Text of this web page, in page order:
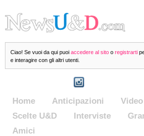
Ciao! Se vuoi da qui puoi accedere al sito o registrarti
e interagire con gli altri utenti.
Home Anticipazioni Video
Scelte U&D
Interviste
Amici